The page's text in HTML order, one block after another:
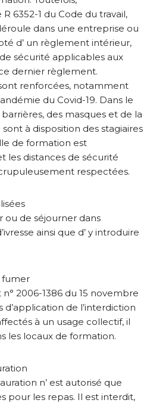
6352-1 du Code du travail,
dans une entreprise ou
d’ un règlement intérieur,
sécurité applicables aux
dernier règlement.
renforcées, notamment
du Covid-19. Dans le
des masques et de la
à disposition des stagiaires
de formation est
les distances de sécurité
respectées.
de séjourner dans
ainsi que d’ y introduire
fumer
2006-1386 du 15 novembre
de l’interdiction
à un usage collectif, il
les locaux de formation.
n’ est autorisé que
pour les repas. Il est interdit,